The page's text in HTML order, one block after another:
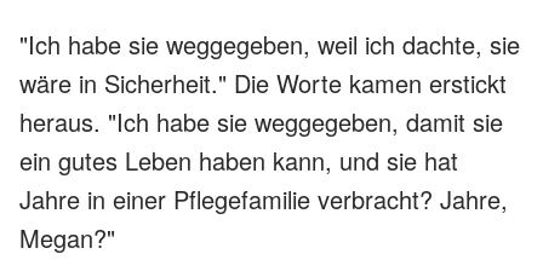
"Ich habe sie weggegeben, weil ich dachte, sie
wäre in Sicherheit." Die Worte kamen erstickt
heraus. "Ich habe sie weggegeben, damit sie
ein gutes Leben haben kann, und sie hat
Jahre in einer Pflegefamilie verbracht? Jahre,
Megan?"